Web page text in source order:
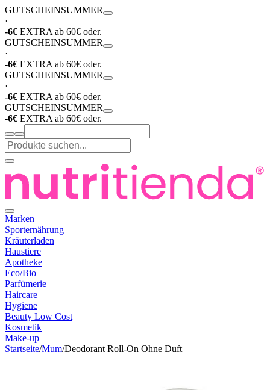
GUTSCHEINSUMMER
·
-6€ EXTRA ab 60€ oder.
GUTSCHEINSUMMER
·
-6€ EXTRA ab 60€ oder.
GUTSCHEINSUMMER
·
-6€ EXTRA ab 60€ oder.
GUTSCHEINSUMMER
-6€ EXTRA ab 60€ oder.
Marken
Sporternährung
Kräuterladen
Haustiere
Apotheke
Eco/Bio
Parfümerie
Haircare
Hygiene
Beauty Low Cost
Kosmetik
Make-up
Startseite/Mum/Deodorant Roll-On Ohne Duft